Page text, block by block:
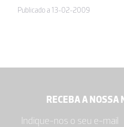
Publicado a 13-02-2009
RECEBA A NOSSA